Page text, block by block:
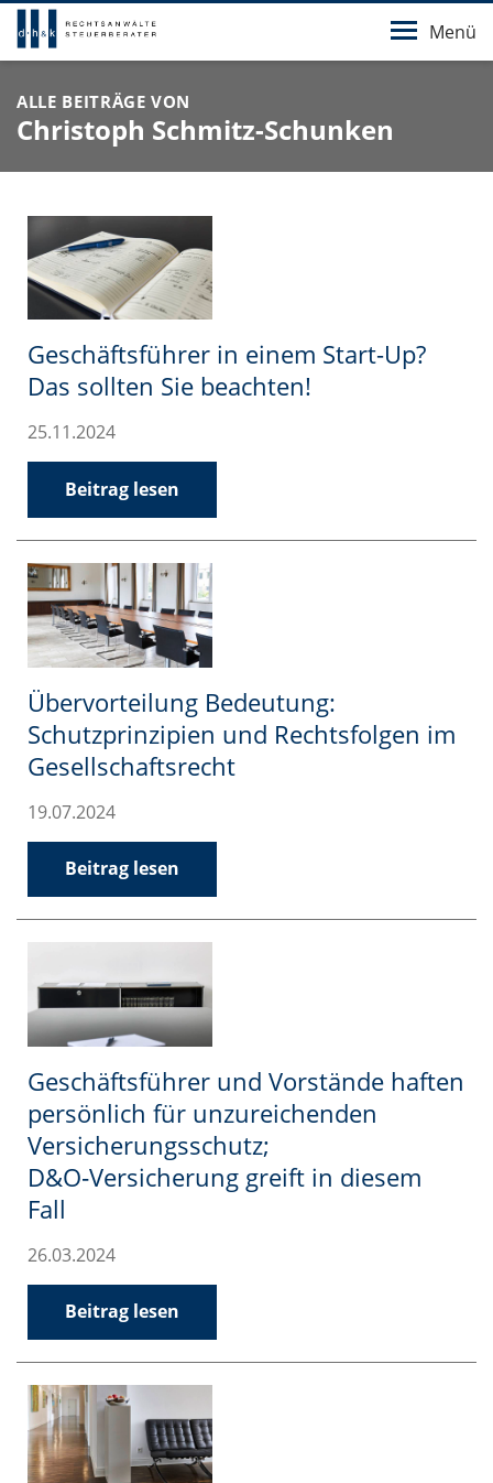
Menü
ALLE BEITRÄGE VON
Christoph Schmitz-Schunken
Geschäftsführer in einem Start-Up?
Das sollten Sie beachten!
25.11.2024
Beitrag lesen
Übervorteilung Bedeutung:
Schutzprinzipien und Rechtsfolgen im
Gesellschaftsrecht
19.07.2024
Beitrag lesen
Geschäftsführer und Vorstände haften
persönlich für unzureichenden
Versicherungsschutz;
D&O‑Versicherung greift in diesem
Fall
26.03.2024
Beitrag lesen